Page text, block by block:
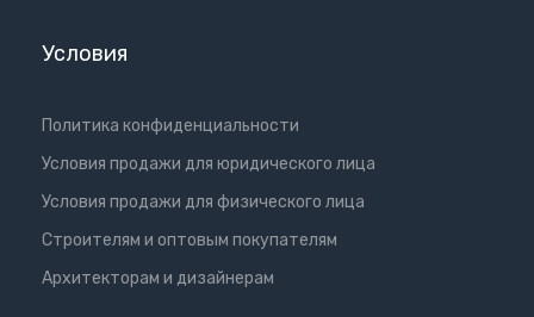
Условия
Политика конфиденциальности
Условия продажи для юридического лица
Условия продажи для физического лица
Cтроителям и оптовым покупателям
Aрхитекторам и дизайнерам